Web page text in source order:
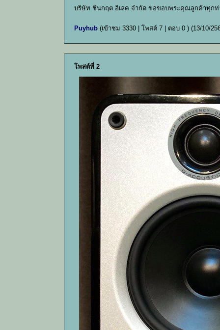
บริษัท ชินกฤต อิเลค จำกัด ขอขอบพระคุณลูกค้าทุก
Puyhub (เข้าชม 3330 | โพสต์ 7 | ตอบ 0 ) (13/10/
โพสต์ที่ 2